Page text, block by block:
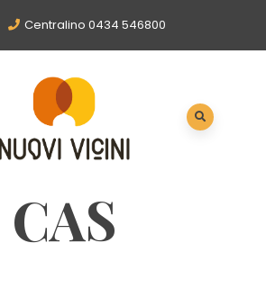
Centralino 0434 546800
CAS